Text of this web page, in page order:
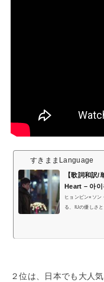
すきままLanguage
【歌詞和訳
Heart – 아
ヒョンビン×ソン
る、IUの優しさ
２位は、日本でも大人